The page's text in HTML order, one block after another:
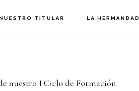
TITULAR LA HERMANDAD
nuestro I Ciclo de Formación.